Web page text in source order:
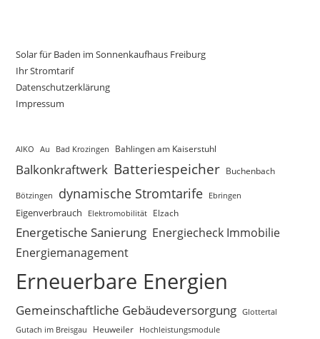
Solar für Baden im Sonnenkaufhaus Freiburg
Ihr Stromtarif
Datenschutzerklärung
Impressum
AIKO Au Bad Krozingen Bahlingen am Kaiserstuhl
Balkonkraftwerk Batteriespeicher Buchenbach
Bötzingen dynamische Stromtarife Ebringen
Eigenverbrauch Elektromobilität Elzach
Energetische Sanierung Energiecheck Immobilie
Energiemanagement
Erneuerbare Energien
Gemeinschaftliche Gebäudeversorgung Glottertal
Gutach im Breisgau
Heuweiler Hochleistungsmodule